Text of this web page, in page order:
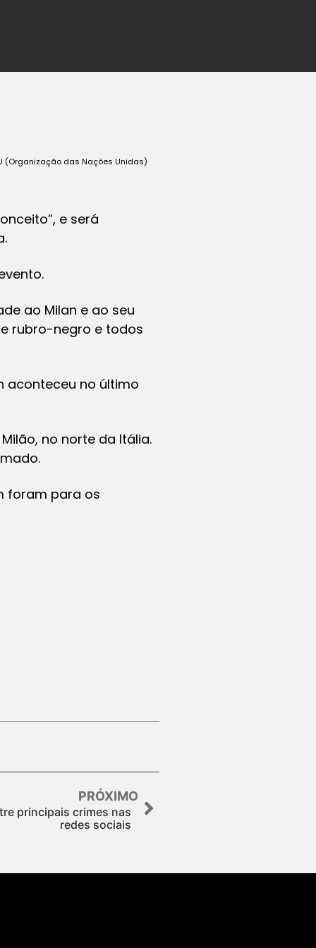
(Organização das Nações Unidas)
e será
ao Milan e ao seu
rubro-negro e todos
aconteceu no último
no norte da Itália.
foram para os
PRÓXIMO
principais crimes nas
redes sociais